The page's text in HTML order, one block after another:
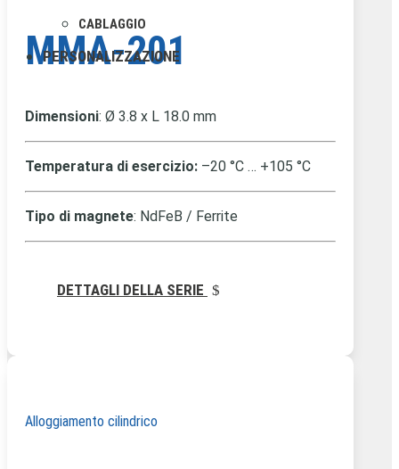
CABLAGGIO
PERSONALIZZAZIONE
MMA-201
Dimensioni: Ø 3.8 x L 18.0 mm
Temperatura di esercizio: –20 °C … +105 °C
Tipo di magnete: NdFeB / Ferrite
DETTAGLI DELLA SERIE
Alloggiamento cilindrico